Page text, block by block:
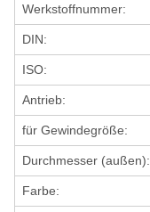
Werkstoffnummer:
DIN:
ISO:
Antrieb:
für Gewindegröße:
Durchmesser (außen):
Farbe: